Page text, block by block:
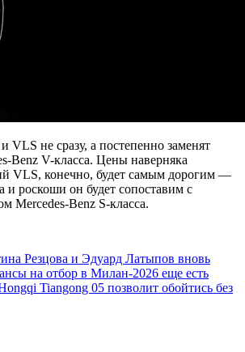
VLS не сразу, а постепенно заменят
Benz V-класса. Цены наверняка
VLS, конечно, будет самым дорогим —
роскоши он будет сопоставим с
Mercedes-Benz S-класса.
Резцова и Эдуард Латыпов вновь
на отбор в Милан-2026 еще есть
Tiangong 05 позволит обойтись без